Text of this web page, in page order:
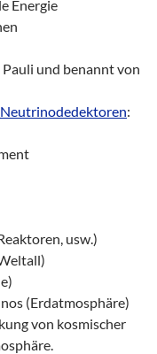
Energie
und benannt von
Neutrinodedektoren:
usw.)
(Erdatmosphäre)
von kosmischer